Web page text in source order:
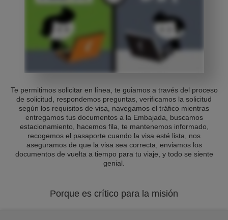
Te permitimos solicitar en línea, te guiamos a través del proceso
de solicitud, respondemos preguntas, verificamos la solicitud
según los requisitos de visa, navegamos el tráfico mientras
entregamos tus documentos a la Embajada, buscamos
estacionamiento, hacemos fila, te mantenemos informado,
recogemos el pasaporte cuando la visa esté lista, nos
aseguramos de que la visa sea correcta, enviamos los
documentos de vuelta a tiempo para tu viaje, y todo se siente
genial.
Porque es crítico para la misión